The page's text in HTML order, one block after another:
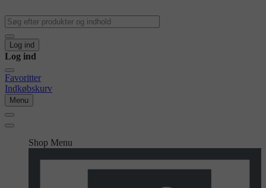
Log ind
Log ind
Favoritter
Indkøbskurv
Menu
Shop Menu